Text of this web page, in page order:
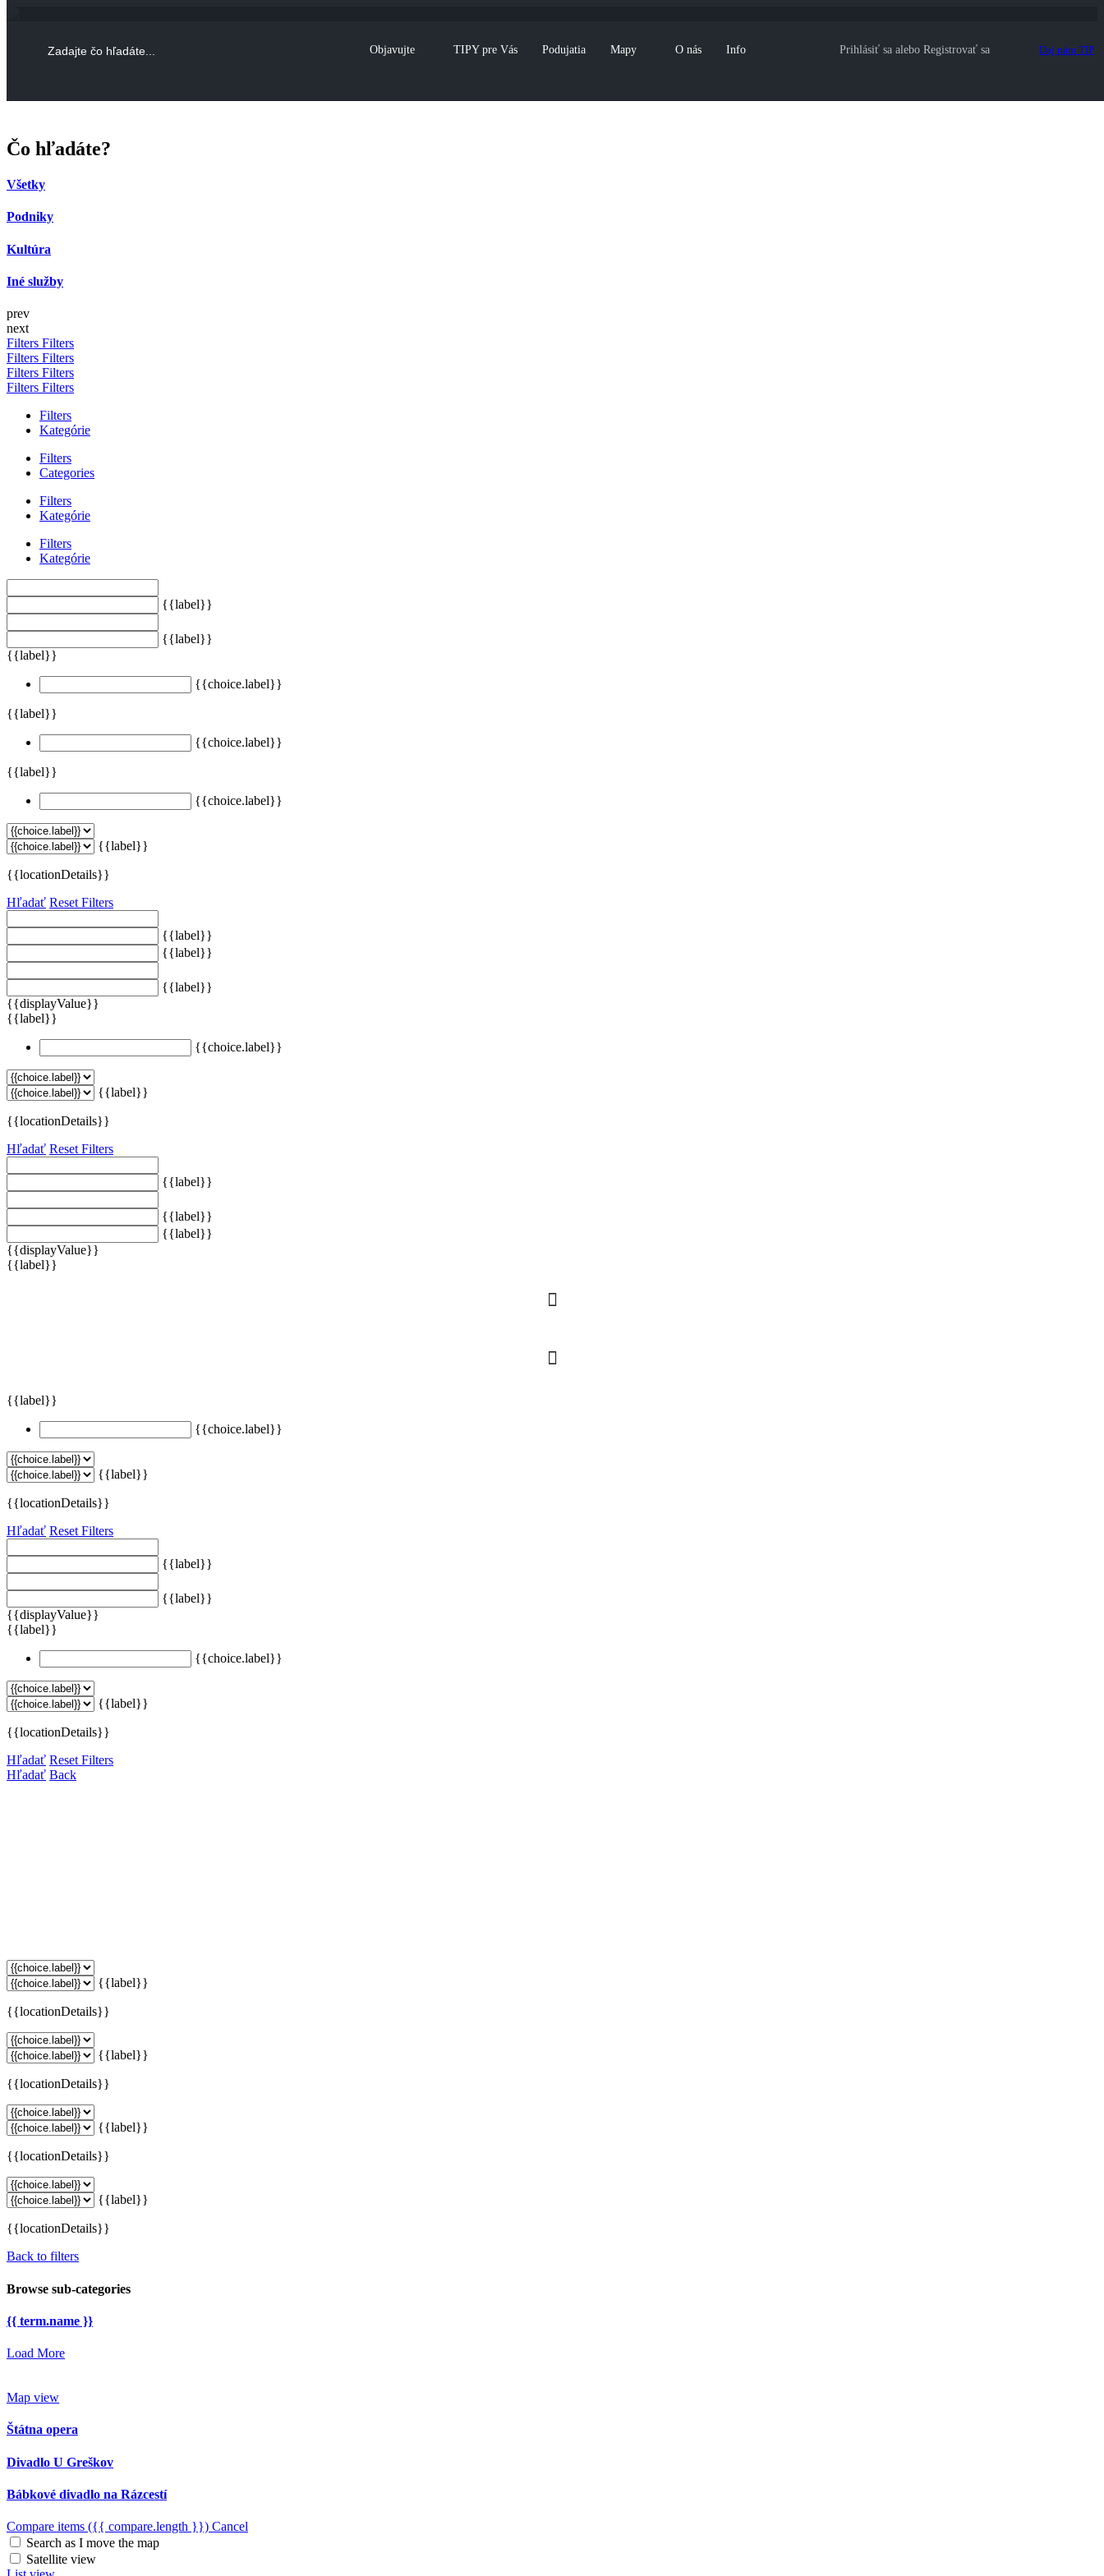
Objavujte TIPY pre Vás Podujatia Mapy O nás Info Prihlásiť sa alebo Registrovať sa Daj nám TIP
Čo hľadáte?
Všetky
Podniky
Kultúra
Iné služby
prev
next
Filters Filters
Filters Filters
Filters Filters
Filters Filters
Filters
Kategórie
Filters
Categories
Filters
Kategórie
Filters
Kategórie
{{label}}
{{label}}
{{label}}
{{choice.label}}
{{label}}
{{choice.label}}
{{label}}
{{choice.label}}
{{label}}
{{locationDetails}}
Hľadať Reset Filters
{{label}}
{{label}}
{{label}}
{{displayValue}}
{{label}}
{{choice.label}}
{{label}}
{{locationDetails}}
Hľadať Reset Filters
{{label}}
{{label}}
{{label}}
{{displayValue}}
{{label}}
{{label}}
{{choice.label}}
{{label}}
{{locationDetails}}
Hľadať Reset Filters
{{label}}
{{label}}
{{displayValue}}
{{label}}
{{choice.label}}
{{label}}
{{locationDetails}}
Hľadať Reset Filters
Hľadať Back
{{label}}
{{locationDetails}}
{{label}}
{{locationDetails}}
{{label}}
{{locationDetails}}
{{label}}
{{locationDetails}}
Back to filters
Browse sub-categories
{{ term.name }}
Load More
Map view
Štátna opera
Divadlo U Greškov
Bábkové divadlo na Rázcestí
Compare items ({{ compare.length }}) Cancel
Search as I move the map
Satellite view